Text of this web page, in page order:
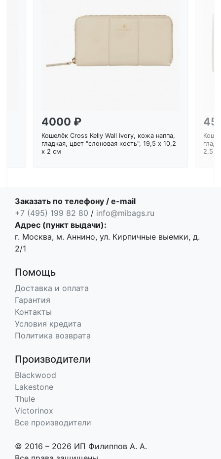
4000 ₽
Кошелёк Cross Kelly Wall Ivory, кожа наппа,
гладкая, цвет "слоновая кость", 19,5 x 10,2
x 2 см
2,5
Заказать по телефону / e-mail
+7 (495) 199 82 80 / info@mibags.ru
Адрес (пункт выдачи):
г. Москва, м. Аннино, ул. Кирпичные выемки, д.
2/1
Помощь
Доставка и оплата
Гарантия
Контакты
Условия кредита
Политика возврата
Производители
Blackwood
Lakestone
Thule
Victorinox
Все производители
© 2016 – 2026 ИП Филиппов А. А.